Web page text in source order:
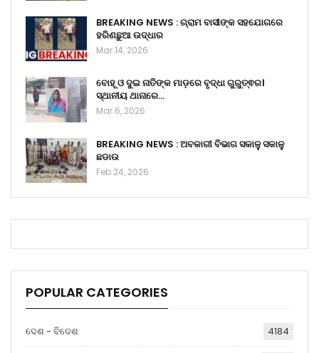
BREAKING NEWS : ଗ୍ରାମ ବାସୀଙ୍କ ସହଯୋଗରେ
ହରିଣଛୁଆ ଉଦ୍ଧାର
Mar 14, 2026
ବୋହୂ ଓ ଦୁଇ ନାତିଙ୍କ ମାଡ଼ରେ ବୃଦ୍ଧା ଗୁରୁତ୍ଵର।
ସ୍ଥାନୀୟ ଥାନାରେ…
Mar 6, 2026
BREAKING NEWS : ଅବକାରୀ ବିଭାଗ ସକାଳୁ ସକାଳୁ
ଛଡାଉ
Feb 24, 2026
POPULAR CATEGORIES
ଦେଶ - ବିଦେଶ 4184